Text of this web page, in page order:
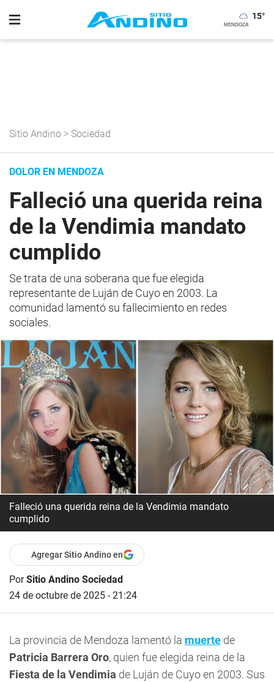
15°
Sitio Andino > Sociedad
DOLOR EN MENDOZA
Falleció una querida reina
de la Vendimia mandato
cumplido
Se trata de una soberana que fue elegida
representante de Luján de Cuyo en 2003. La
comunidad lamentó su fallecimiento en redes
sociales.
Falleció una querida reina de la Vendimia mandato
cumplido
Agregar Sitio Andino en
PorSitio Andino Sociedad
24 de octubre de 2025 - 21:24
La provincia de Mendoza lamentó la muerte de
Patricia Barrera Oro, quien fue elegida reina de la
Fiesta de la Vendimia de Luján de Cuyo en 2003. Sus